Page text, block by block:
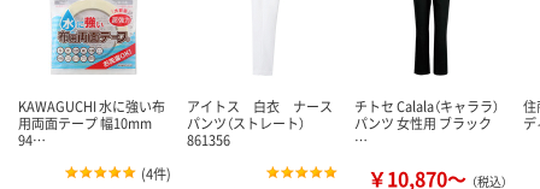
KAWAGUCHI 水に強い布
用両面テープ 幅10mm
94…
(4件)
アイトス 白衣 ナース
パンツ（ストレート）
861356
チトセ Calala（キャララ）
パンツ 女性用 ブラック
…
￥10,870～ （税込）
住